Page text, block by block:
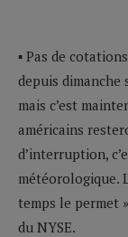
▪ Pas de
depuis
mais c’est
américains
d’interruption,
météorologique.
temps le permet
du NYSE.